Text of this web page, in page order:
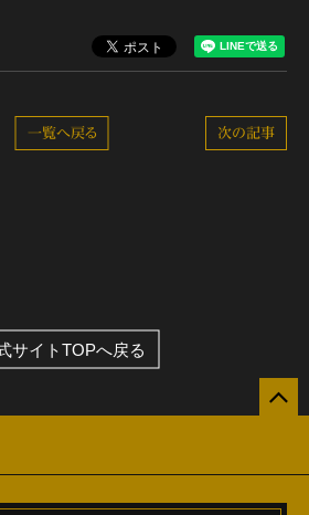
次の記事
一覧へ戻る
サイトTOPへ戻る